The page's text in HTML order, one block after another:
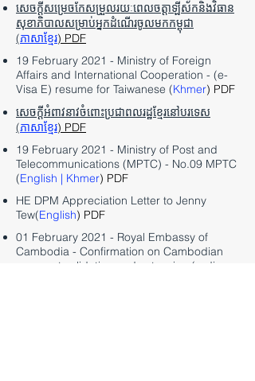
សេចក្តីសម្រេចកែសម្រួលរយៈពេលចត្តាឡីស័កនិងវិធាន
សុខាភិបាលសម្រាប់អ្នកដំណើរចូលមកកម្ពុជា
(ភាសាខ្មែរ) PDF
19 February 2021 - Ministry of Foreign
Affairs and International Cooperation - (e-
Visa E) resume for Taiwanese (Khmer) PDF
សេចក្តីអំពាវនាវចំពោះប្រជាពលរដ្ឋខ្មែរនៅបរទេស
(ភាសាខ្មែរ) PDF
19 February 2021 - Ministry of Post and
Telecommunications (MPTC) - No.09 MPTC
(English | Khmer) PDF
HE DPM Appreciation Letter to Jenny
Tew(English) PDF
01 February 2021 - Royal Embassy of
Cambodia - Confirmation on Cambodian
passport validation and extension (ordinary